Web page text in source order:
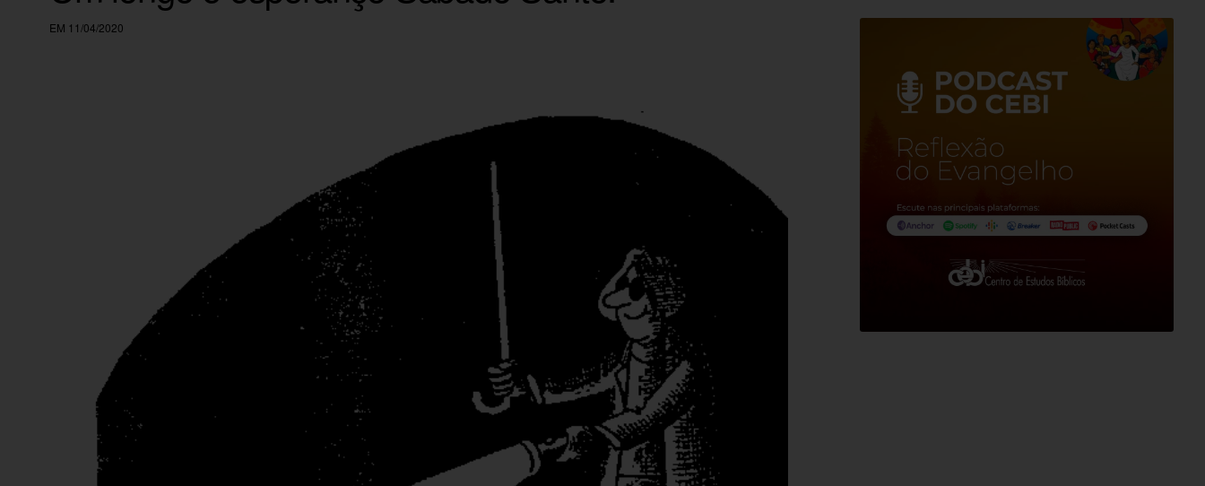
EM 11/04/2020